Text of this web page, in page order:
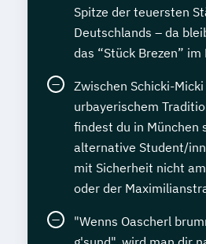
Spitze der teuersten
Deutschlands – da
das “Stück Brezen”
Zwischen Schicki-Micki
urbayerischem
findest du in München
alternative Student/
mit Sicherheit nicht
oder der
"Wenns Oascherl